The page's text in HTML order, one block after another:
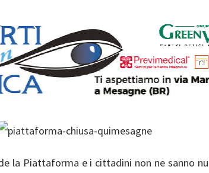
la Piattaforma e i cittadini non ne sanno